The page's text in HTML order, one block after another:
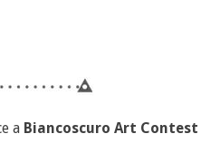
a Biancoscuro Art Contest